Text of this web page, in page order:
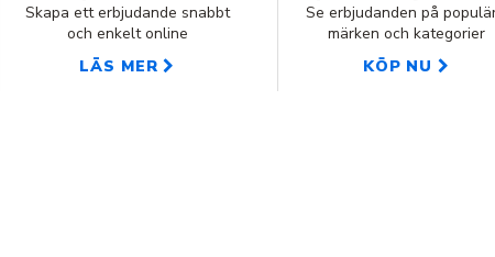
Skapa ett erbjudande snabbt
och enkelt online
LÄS MER
Se erbjudanden på
märken och kategorier
KÖP NU